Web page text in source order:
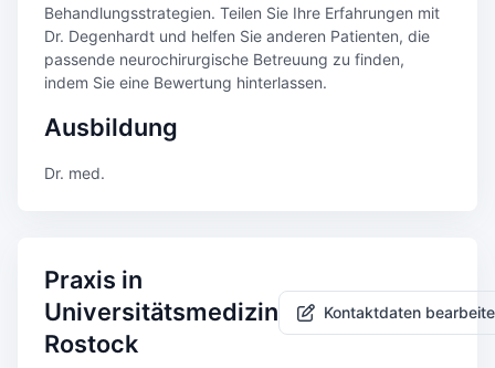
Behandlungsstrategien. Teilen Sie Ihre Erfahrungen mit
Dr. Degenhardt und helfen Sie anderen Patienten, die
passende neurochirurgische Betreuung zu finden,
indem Sie eine Bewertung hinterlassen.
Ausbildung
Dr. med.
Praxis in
Universitätsmedizin
Rostock
Kontaktdaten